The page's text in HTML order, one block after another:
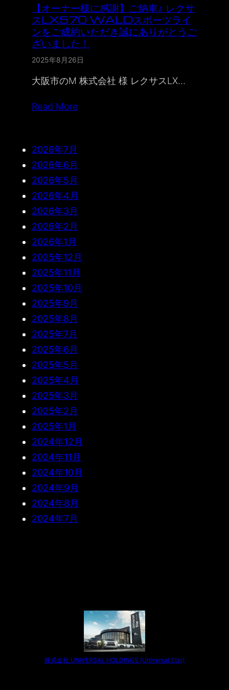
【オーナー様に感謝】ご納車♪ レクサ
スLX570 WALDスポーツライ
ンをご成約いただき誠にありがとうご
ざいました！
2025年8月26日
大阪市のM 株式会社 様 レクサスLX…
Read More
2026年7月
2026年6月
2026年5月
2026年4月
2026年3月
2026年2月
2026年1月
2025年12月
2025年11月
2025年10月
2025年9月
2025年8月
2025年7月
2025年6月
2025年5月
2025年4月
2025年3月
2025年2月
2025年1月
2024年12月
2024年11月
2024年10月
2024年9月
2024年8月
2024年7月
株式会社 UNIVERSAL HOLDINGS (Universal Star)